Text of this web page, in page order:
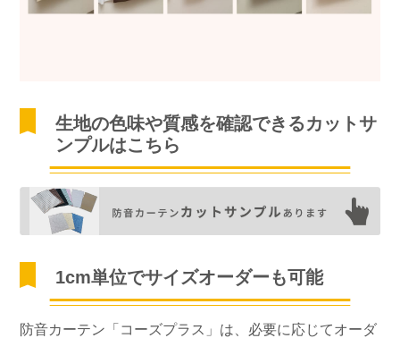
生地の色味や質感を確認できるカットサ
ンプルはこちら
1cm単位でサイズオーダーも可能
防音カーテン「コーズプラス」は、必要に応じてオーダ